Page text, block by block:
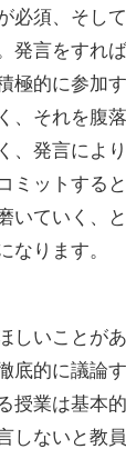
必須、そし
発言をすれ
極的に参加
、それを腹
、発言によ
ミットする
いていく、
なります。
しいことが
底的に議論
授業は基本
しないと教